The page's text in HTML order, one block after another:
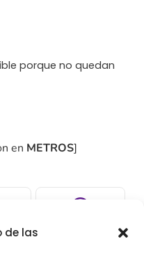
de las
porque no quedan
en METROS]